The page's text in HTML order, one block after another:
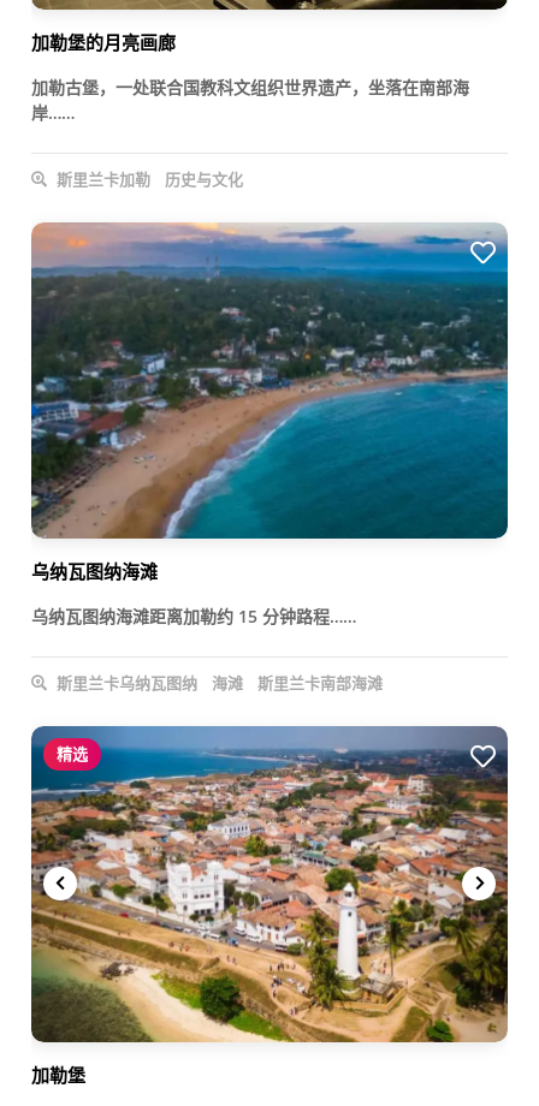
加勒堡的月亮画廊
加勒古堡，一处联合国教科文组织世界遗产，坐落在南部海
岸……
斯里兰卡加勒 历史与文化
乌纳瓦图纳海滩
乌纳瓦图纳海滩距离加勒约 15 分钟路程……
斯里兰卡乌纳瓦图纳 海滩 斯里兰卡南部海滩
精选
加勒堡